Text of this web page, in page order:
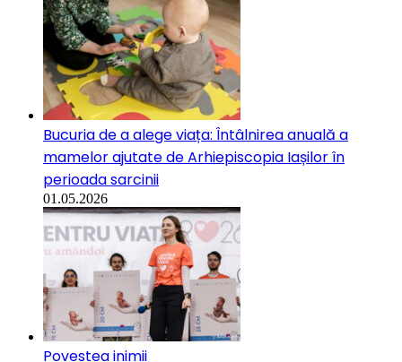
Bucuria de a alege viața: Întâlnirea anuală a
mamelor ajutate de Arhiepiscopia Iașilor în
perioada sarcinii
01.05.2026
Povestea inimii